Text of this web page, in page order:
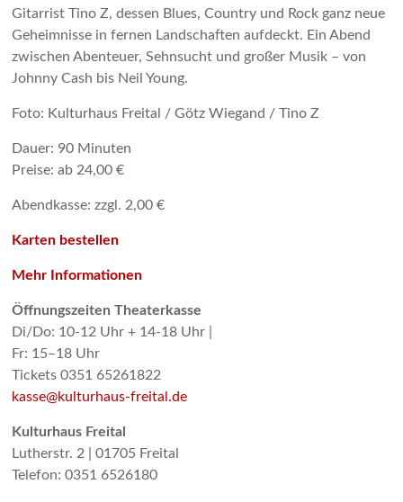
Gitarrist Tino Z, dessen Blues, Country und Rock ganz neue
Geheimnisse in fernen Landschaften aufdeckt. Ein Abend
zwischen Abenteuer, Sehnsucht und großer Musik – von
Johnny Cash bis Neil Young.
Foto: Kulturhaus Freital / Götz Wiegand / Tino Z
Dauer: 90 Minuten
Preise: ab 24,00 €
Abendkasse: zzgl. 2,00 €
Karten bestellen
Mehr Informationen
Öffnungszeiten Theaterkasse
Di/Do: 10-12 Uhr + 14-18 Uhr |
Fr: 15–18 Uhr
Tickets 0351 65261822
kasse@kulturhaus-freital.de
Kulturhaus Freital
Lutherstr. 2 | 01705 Freital
Telefon: 0351 6526180